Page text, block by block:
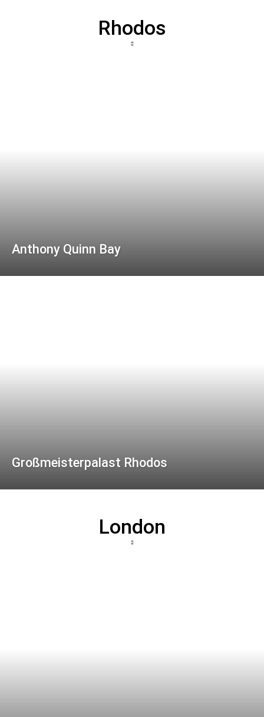
Rhodos
Anthony Quinn Bay
Großmeisterpalast Rhodos
London